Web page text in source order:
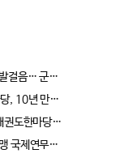
잊지 못할 경험"
기원서 개막!
주먹격파 우승
월 충주서 개막